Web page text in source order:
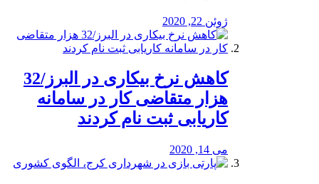
ژوئن 22, 2020
کاهش نرخ بیکاری در البرز/32
هزار متقاضی کار در سامانه
کاریابی ثبت نام کردند
می 14, 2020